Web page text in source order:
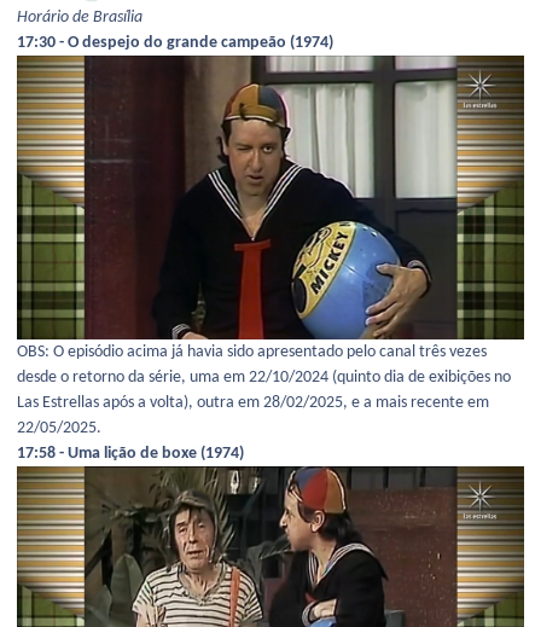
Horário de Brasília
17:30 - O despejo do grande campeão (1974)
OBS: O episódio acima já havia sido apresentado pelo canal três vezes
desde o retorno da série, uma em 22/10/2024 (quinto dia de exibições no
Las Estrellas após a volta), outra em 28/02/2025, e a mais recente em
22/05/2025.
17:58 - Uma lição de boxe (1974)